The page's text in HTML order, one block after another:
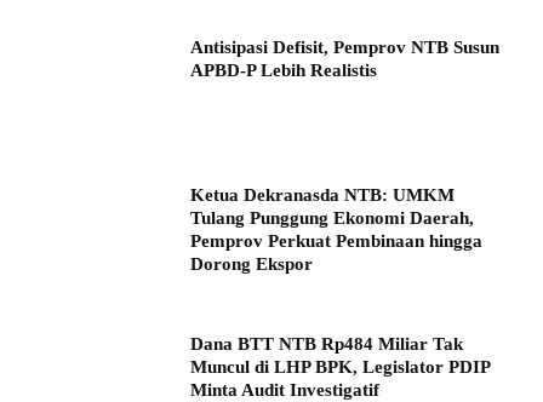
Antisipasi Defisit, Pemprov NTB Susun
APBD-P Lebih Realistis
Ketua Dekranasda NTB: UMKM
Tulang Punggung Ekonomi Daerah,
Pemprov Perkuat Pembinaan hingga
Dorong Ekspor
Dana BTT NTB Rp484 Miliar Tak
Muncul di LHP BPK, Legislator PDIP
Minta Audit Investigatif